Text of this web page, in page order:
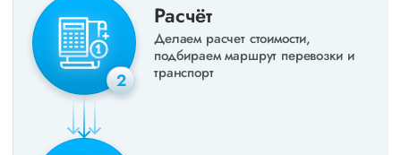
2
Расчёт
Делаем расчет стоимости,
подбираем маршрут перевозки и
транспорт